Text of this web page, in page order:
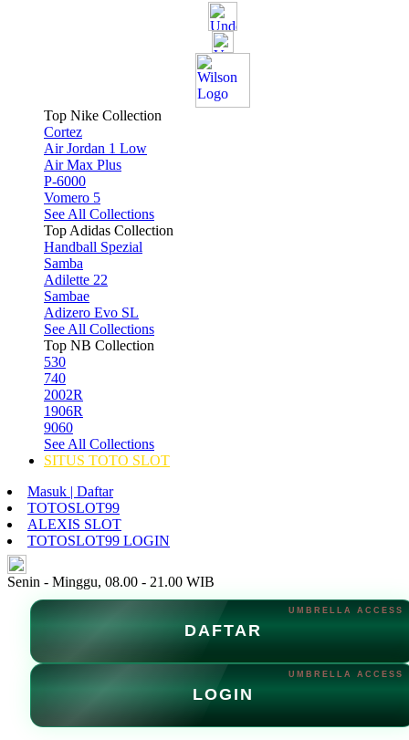
Top Nike Collection
Cortez
Air Jordan 1 Low
Air Max Plus
P-6000
Vomero 5
See All Collections
Top Adidas Collection
Handball Spezial
Samba
Adilette 22
Sambae
Adizero Evo SL
See All Collections
Top NB Collection
530
740
2002R
1906R
9060
See All Collections
SITUS TOTO SLOT
Masuk | Daftar
TOTOSLOT99
ALEXIS SLOT
TOTOSLOT99 LOGIN
Senin - Minggu, 08.00 - 21.00 WIB
DAFTAR
LOGIN